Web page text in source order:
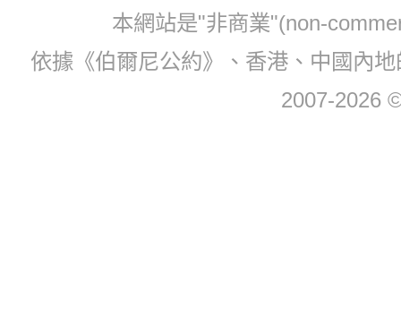
本網站是"非商業"(non-
依據《伯爾尼公約》、香港、中國內
2007-2026